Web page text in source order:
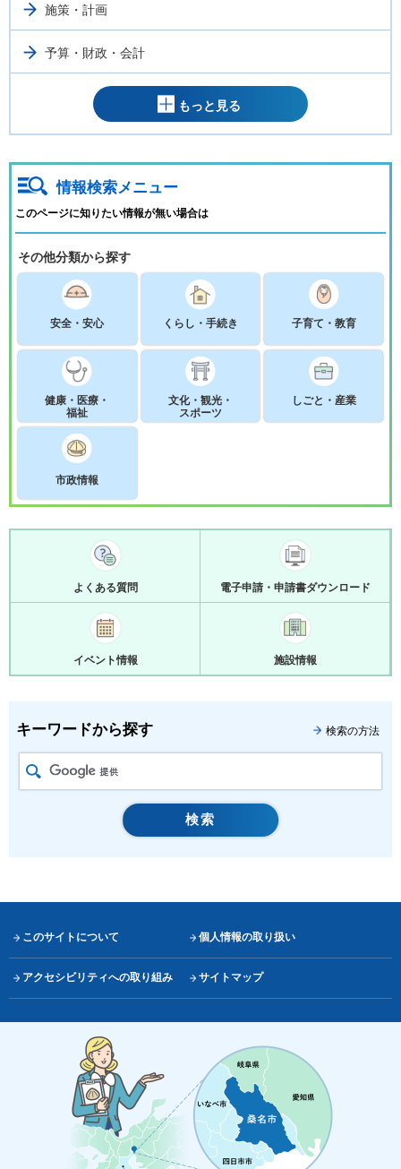
施策・計画
予算・財政・会計
もっと見る
情報検索メニュー
このページに知りたい情報が無い場合は
その他分類から探す
安全・安心 くらし・手続き 子育て・教育
健康・医療・
福祉
文化・観光・
スポーツ
しごと・産業
市政情報
よくある質問 電子申請・申請書ダウンロード
イベント情報 施設情報
キーワードから探す 検索の方法
このサイトについて 個人情報の取り扱い
アクセシビリティへの取り組み サイトマップ